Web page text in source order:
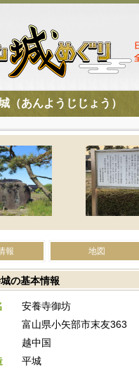
（あんようじじょう）
報 地図
の基本情報
安養寺御坊
富山県小矢部市末友363
越中国
平城